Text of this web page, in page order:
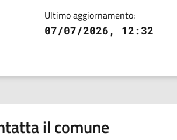
Ultimo aggiornamento:
07/07/2026, 12:32
il comune